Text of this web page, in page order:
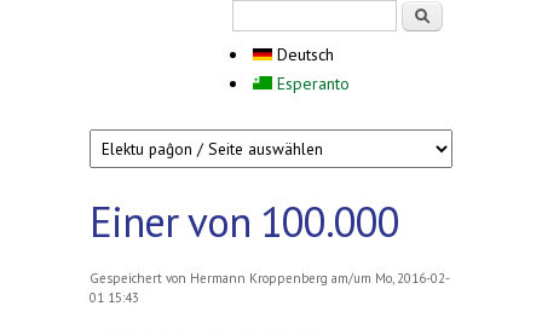
Deutsch
Esperanto
Einer von 100.000
Gespeichert von Hermann Kroppenberg am/um Mo, 2016-02-
01 15:43